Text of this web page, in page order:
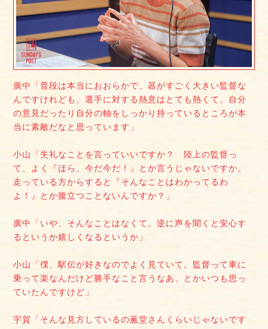
廣中「普段は本当におおらかで、器がすごく大きい監督な
んですけれども、選手に対する熱意はとても熱くて。自分
の意見だったり自分の軸をしっかり持っているところが本
当に素敵だなと思っています」
小山「失礼なことを言っていいですか？ 陸上の監督っ
て、よく『ほら、今だ今だ！』とか言うじゃないですか。
走っている方からすると『そんなことはわかってるわ
よ！』とか腹立つことないんですか？」
廣中「いや、そんなことはなくて。逆に声を聞くと安心す
るというか嬉しくなるというか」
小山「僕、駅伝が好きなのでよく見ていて。監督って車に
乗って楽なんだけど勝手なこと言うなあ、とかいつも思っ
ていたんですけど」
宇賀「そんな見方しているの薫堂さんくらいじゃないです